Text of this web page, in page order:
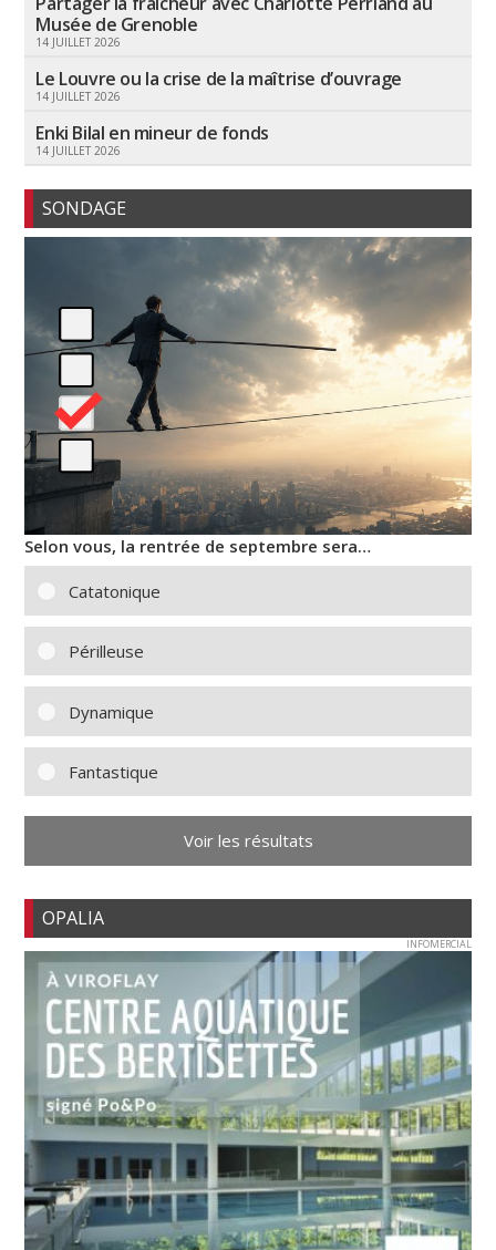
Musée de Grenoble
14 JUILLET 2026
Le Louvre ou la crise de la maîtrise d’ouvrage
14 JUILLET 2026
Enki Bilal en mineur de fonds
14 JUILLET 2026
SONDAGE
Selon vous, la rentrée de septembre sera…
Catatonique
Périlleuse
Dynamique
Fantastique
Voir les résultats
OPALIA
INFOMERCIAL